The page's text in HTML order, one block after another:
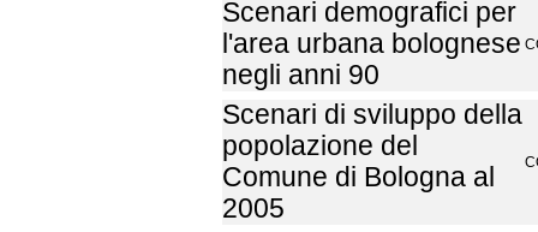
Scenari demografici per
l'area urbana bolognese
negli anni 90
Scenari di sviluppo della
popolazione del
Comune di Bologna al
2005